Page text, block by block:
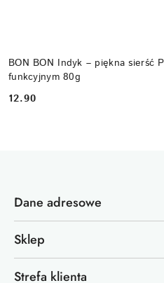
BON BON Indyk – piękna sierść
funkcyjnym 80g
Cena:
12.90
Dane adresowe
Sklep
Strefa klienta